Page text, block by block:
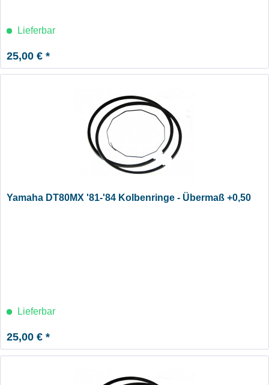
Lieferbar
25,00 € *
Yamaha DT80MX '81-'84 Kolbenringe - Übermaß +0,50
Lieferbar
25,00 € *